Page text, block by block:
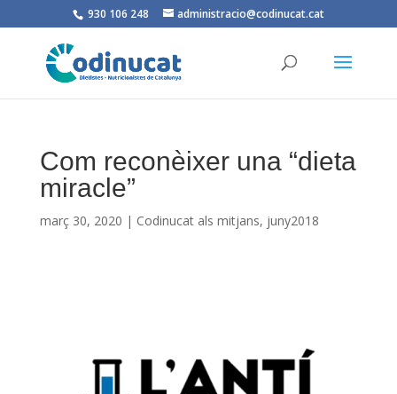
930 106 248 administracio@codinucat.cat
Com reconèixer una “dieta
miracle”
març 30, 2020 | Codinucat als mitjans, juny2018